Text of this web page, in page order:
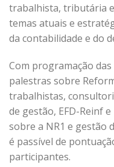
trabalhista, tributária
temas atuais e
da contabilidade e do
Com programação
palestras sobre
trabalhistas,
de gestão, EFD-Reinf
sobre a NR1 e gestão
é passível de
participantes.